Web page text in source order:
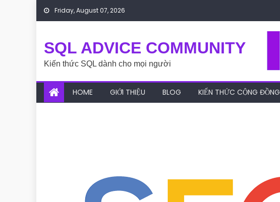
Skip to content
Friday, August 07, 2026
SQL ADVICE COMMUNITY
Kiến thức SQL dành cho mọi người
HOME GIỚI THIỆU BLOG KIẾN THỨC CỘNG ĐỒNG